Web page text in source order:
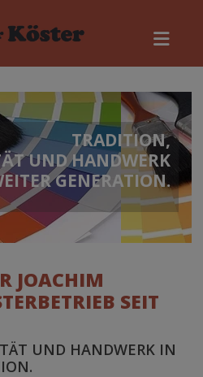
TRADITION,
UND HANDWERK
GENERATION.
JOACHIM
SEIT
UND HANDWERK IN